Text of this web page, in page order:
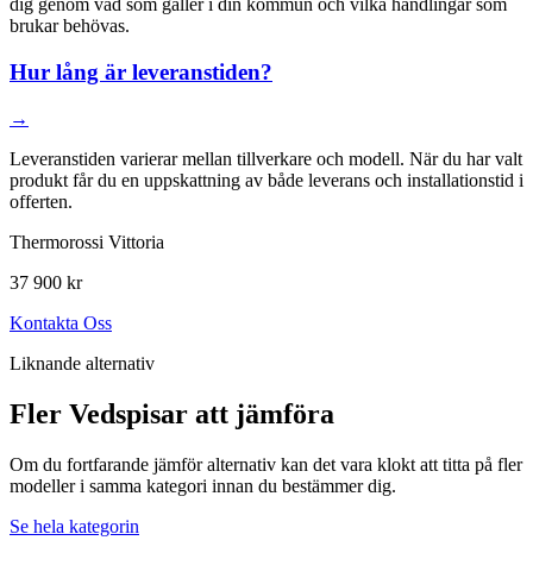
dig genom vad som gäller i din kommun och vilka handlingar som
brukar behövas.
Hur lång är leveranstiden?
→
Leveranstiden varierar mellan tillverkare och modell. När du har valt
produkt får du en uppskattning av både leverans och installationstid i
offerten.
Thermorossi Vittoria
37 900 kr
Kontakta Oss
Liknande alternativ
Fler Vedspisar att jämföra
Om du fortfarande jämför alternativ kan det vara klokt att titta på fler
modeller i samma kategori innan du bestämmer dig.
Se hela kategorin